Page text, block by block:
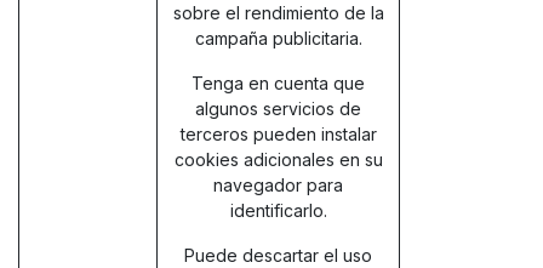
sobre el rendimiento de la
campaña publicitaria.
Tenga en cuenta que
algunos servicios de
terceros pueden instalar
cookies adicionales en su
navegador para
identificarlo.
Puede descartar el uso